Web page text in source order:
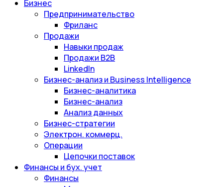
Бизнес
Предпринимательство
Фриланс
Продажи
Навыки продаж
Продажи B2B
LinkedIn
Бизнес-анализ и Business Intelligence
Бизнес-аналитика
Бизнес-анализ
Анализ данных
Бизнес-стратегии
Электрон. коммерц.
Операции
Цепочки поставок
Финансы и бух. учет
Финансы